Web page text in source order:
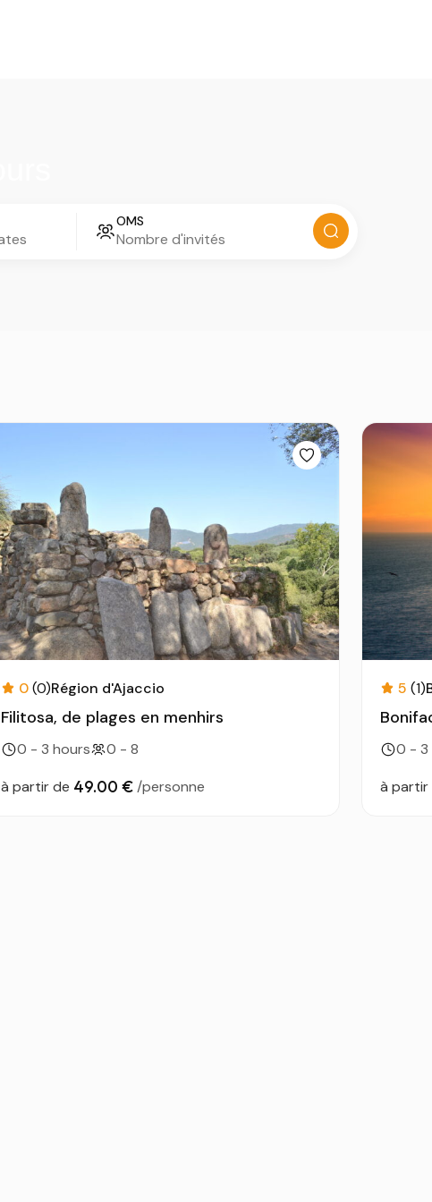
OMS
0(0)Région d'Ajaccio
Filitosa, de plages en menhirs
0 - 3 hours
0 - 8
à partir de 49.00 €/personne
5 (1)
0 - 3
à partir